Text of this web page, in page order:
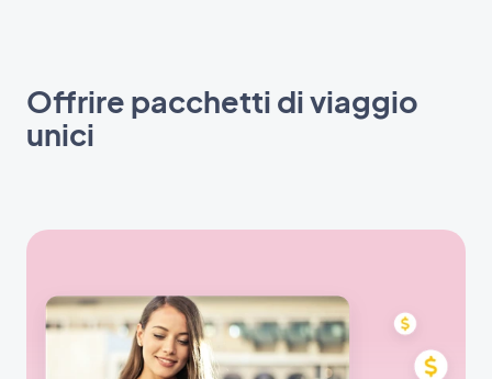
Offrire pacchetti di viaggio
unici